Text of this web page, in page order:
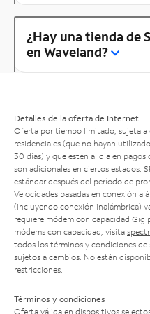
¿Hay una tienda de
en Waveland?
Detalles de la oferta de Internet
Oferta por tiempo limitado; sujeta a
residenciales (que no hayan
30 días) y que estén al día en
son adicionales en ciertos estados.
estándar después del período de
Velocidades basadas en conexión
(incluyendo conexión inalámbrica)
requiere módem con capacidad Gig
módems con capacidad, visita
todos los términos y condiciones de
sujetos a cambios. No están
restricciones.
Términos y condiciones
Oferta válida en dispositivos